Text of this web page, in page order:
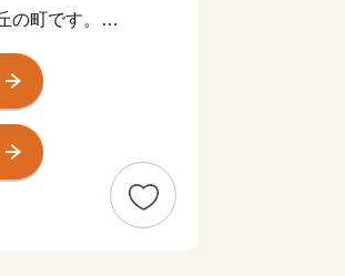
町です。
暖差があり、日照
る当地では、果樹
年を迎えまし
って、まるで水彩
四季折々に作り出